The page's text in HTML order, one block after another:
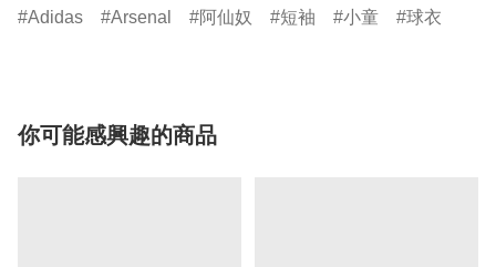
Adidas Arsenal 阿仙奴 短袖 小童 球衣
你可能感興趣的商品